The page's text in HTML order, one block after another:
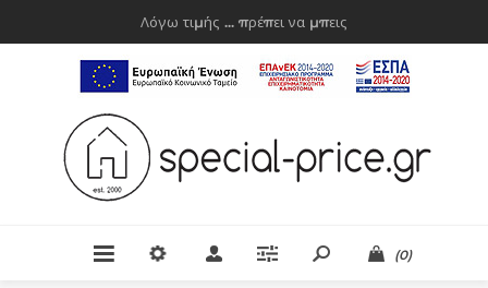
Λόγω τιμής ... πρέπει να μπεις
(0)